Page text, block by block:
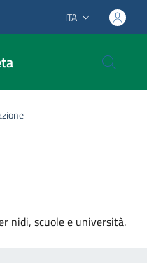
Lingua attiva:
ITA
nidi, scuole e università.